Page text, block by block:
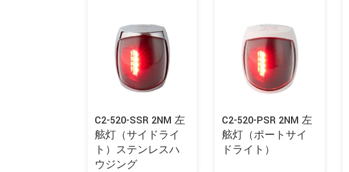
C2-520-SSR 2NM 左
舷灯（サイドライ
ト）ステンレスハ
ウジング
C2-520-PSR 2NM 左
舷灯（ポートサイ
ドライト）